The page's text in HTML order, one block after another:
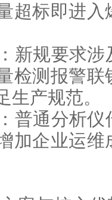
超标即进
新规要求
检测报警
生产规范。
普通分析
加企业运